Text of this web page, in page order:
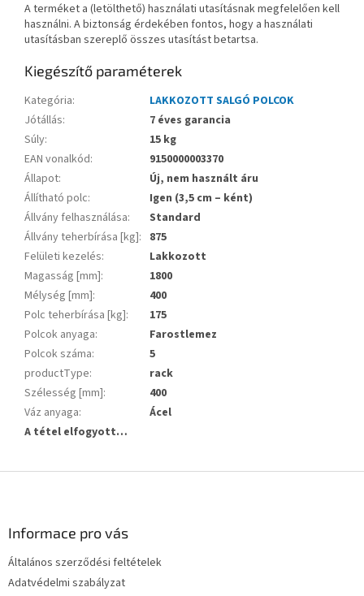
A terméket a (letölthető) használati utasításnak megfelelően kell
használni. A biztonság érdekében fontos, hogy a használati
utasításban szereplő összes utasítást betartsa.
Kiegészítő paraméterek
Kategória:
LAKKOZOTT SALGÓ POLCOK
Jótállás:
7 éves garancia
Súly:
15 kg
EAN vonalkód:
9150000003370
Állapot:
Új, nem használt áru
Állítható polc:
Igen (3,5 cm – ként)
Állvány felhasználása:
Standard
Állvány teherbírása [kg]: 875
Felületi kezelés:
Lakkozott
Magasság [mm]:
1800
Mélység [mm]:
400
Polc teherbírása [kg]:
175
Polcok anyaga:
Farostlemez
Polcok száma:
5
productType:
rack
Szélesség [mm]:
400
Váz anyaga:
Ácel
A tétel elfogyott…
Informace pro vás
Általános szerződési feltételek
Adatvédelmi szabályzat